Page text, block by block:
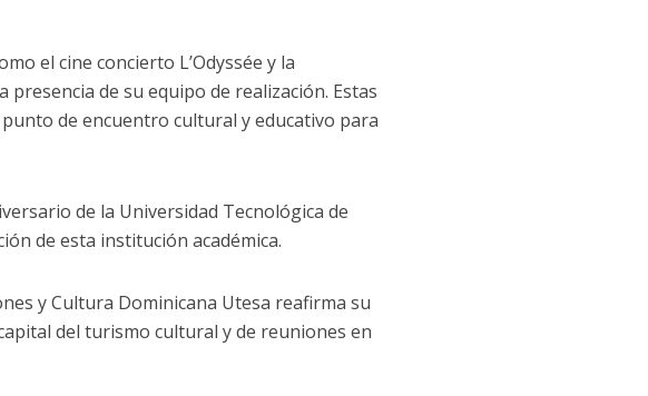
el cine concierto L’Odyssée y la
de su equipo de realización. Estas
de encuentro cultural y educativo para
de la Universidad Tecnológica de
de esta institución académica.
y Cultura Dominicana Utesa reafirma su
del turismo cultural y de reuniones en